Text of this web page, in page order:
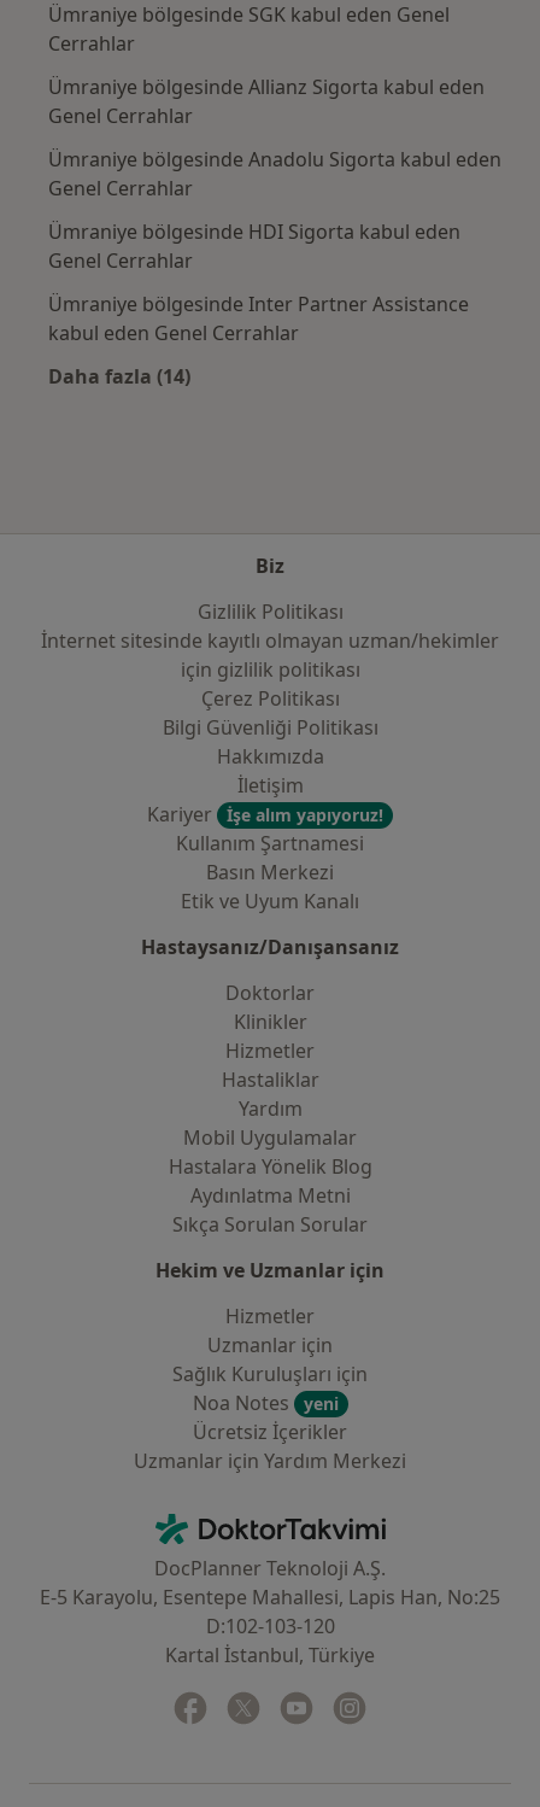
Ümraniye bölgesinde SGK kabul eden Genel
Cerrahlar
Ümraniye bölgesinde Allianz Sigorta kabul eden
Genel Cerrahlar
Ümraniye bölgesinde Anadolu Sigorta kabul eden
Genel Cerrahlar
Ümraniye bölgesinde HDI Sigorta kabul eden
Genel Cerrahlar
Ümraniye bölgesinde Inter Partner Assistance
kabul eden Genel Cerrahlar
Daha fazla (14)
Biz
Gizlilik Politikası
İnternet sitesinde kayıtlı olmayan uzman/hekimler
i̇çin gizlilik politikası
Çerez Politikası
Bilgi Güvenliği Politikası
Hakkımızda
İletişim
Kariyer
İşe alım yapıyoruz!
Kullanım Şartnamesi
Basın Merkezi
Etik ve Uyum Kanalı
Hastaysanız/Danışansanız
Doktorlar
Klinikler
Hizmetler
Hastaliklar
Yardım
Mobil Uygulamalar
Hastalara Yönelik Blog
Aydınlatma Metni
Sıkça Sorulan Sorular
Hekim ve Uzmanlar için
Hizmetler
Uzmanlar için
Sağlık Kuruluşları için
Noa Notes
yeni
Ücretsiz İçerikler
Uzmanlar için Yardım Merkezi
DoktorTakvimi - Ana Sayfa
DocPlanner Teknoloji A.Ş.
E-5 Karayolu, Esentepe Mahallesi, Lapis Han, No:25
D:102-103-120
Kartal İstanbul, Türkiye
Facebook
yeni bir sekmede açılır
Twitter
yeni bir sekmede açılır
Youtube
yeni bir sekmede açılır